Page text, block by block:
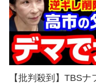
【批判殺到】TBS